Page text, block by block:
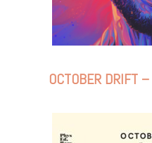
OCTOBER DRIFT